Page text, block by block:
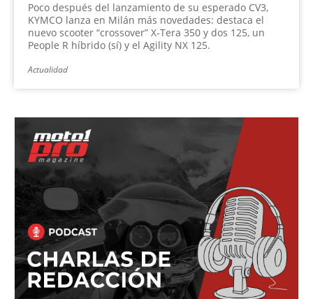
Poco después del lanzamiento de su esperado CV3,
KYMCO lanza en Milán más novedades: destaca el
nuevo scooter “crossover” X-Tera 350 y dos 125, un
People R híbrido (sí) y el Agility NX 125.
Actualidad